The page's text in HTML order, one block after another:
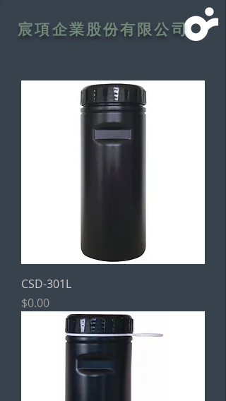
宸項企業股份有限公司
CSD-301L
價格
$0.00